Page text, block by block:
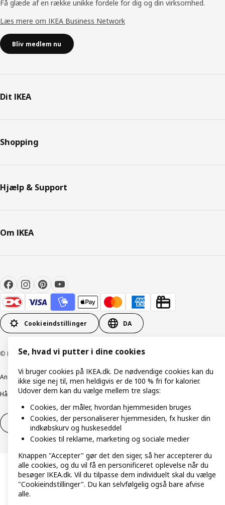
Få glæde af en række unikke fordele for dig og din virksomhed.
Læs mere om IKEA Business Network
Bliv medlem nu
Dit IKEA
Shopping
Hjælp & Support
Om IKEA
Cookieindstillinger DA
© Inter IKEA Systems B.V. 1999-2026
Ansvarlig rapporteringCookiepolitikDigital tilgængelighed
Håndtering af persondataSalgs- og leveringsbetingelser
Fortryd dit køb Fortryd dit køb af service
Se, hvad vi putter i dine cookies
Vi bruger cookies på IKEA.dk. De nødvendige cookies kan du
ikke sige nej til, men heldigvis er de 100 % fri for kalorier.
Udover dem kan du vælge mellem tre slags:
Cookies, der måler, hvordan hjemmesiden bruges
Cookies, der personaliserer hjemmesiden, fx husker din
indkøbskurv og huskeseddel
Cookies til reklame, marketing og sociale medier
Knappen "Accepter" gør det den siger, så her accepterer du
alle cookies, og du vil få en personificeret oplevelse når du
besøger IKEA.dk. Vil du tilpasse dem individuelt skal du vælge
"Cookieindstillinger". Du kan selvfølgelig også bare afvise
alle.